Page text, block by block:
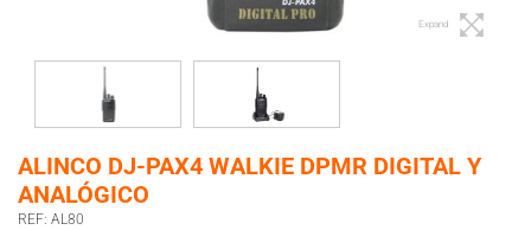
Expand
ALINCO DJ-PAX4 WALKIE DPMR DIGITAL Y
ANALÓGICO
REF: AL80